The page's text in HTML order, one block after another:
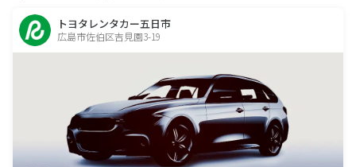
トヨタレンタカー五日市
広島市佐伯区吉見園3-19